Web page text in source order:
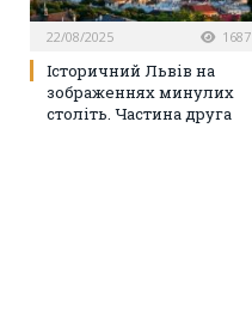
22/08/2025 1687
Історичний Львів на
зображеннях минулих
століть. Частина друга